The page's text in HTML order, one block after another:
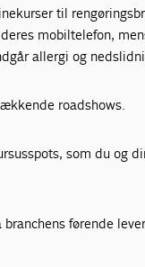
til
mobiltelefon,
allergi og
roadshows.
som du og
førende